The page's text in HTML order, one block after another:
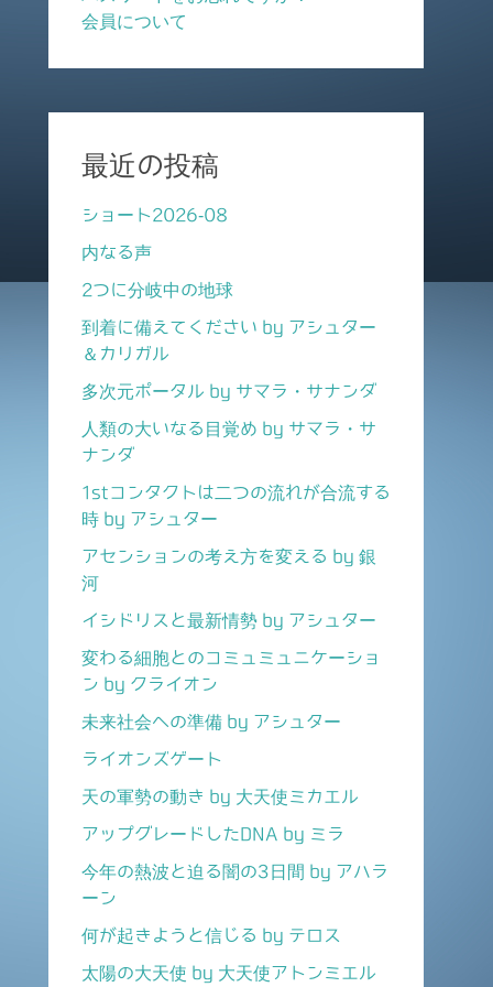
会員について
最近の投稿
ショート2026-08
内なる声
2つに分岐中の地球
到着に備えてください by アシュター
＆カリガル
多次元ポータル by サマラ・サナンダ
人類の大いなる目覚め by サマラ・サ
ナンダ
1stコンタクトは二つの流れが合流する
時 by アシュター
アセンションの考え方を変える by 銀
河
イシドリスと最新情勢 by アシュター
変わる細胞とのコミュミュニケーショ
ン by クライオン
未来社会への準備 by アシュター
ライオンズゲート
天の軍勢の動き by 大天使ミカエル
アップグレードしたDNA by ミラ
今年の熱波と迫る闇の3日間 by アハラ
ーン
何が起きようと信じる by テロス
太陽の大天使 by 大天使アトンミエル